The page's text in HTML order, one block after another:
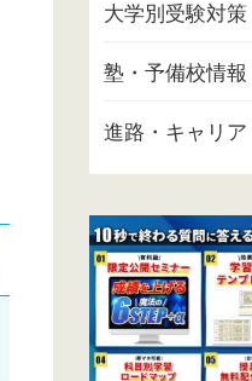
大学別受験対策
塾・予備校情報
進路・キャリア